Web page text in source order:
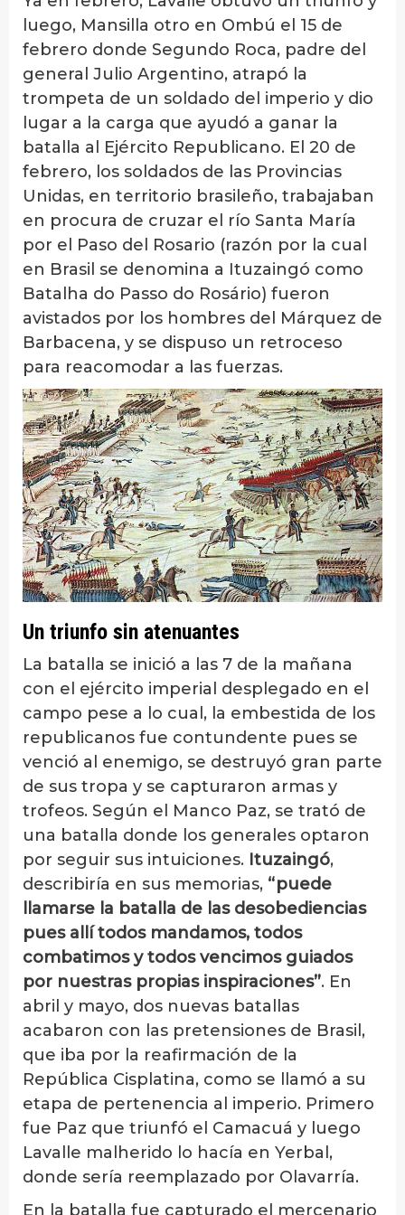
luego, Mansilla otro en Ombú el 15 de
febrero donde Segundo Roca, padre del
general Julio Argentino, atrapó la
trompeta de un soldado del imperio y dio
lugar a la carga que ayudó a ganar la
batalla al Ejército Republicano. El 20 de
febrero, los soldados de las Provincias
Unidas, en territorio brasileño, trabajaban
en procura de cruzar el río Santa María
por el Paso del Rosario (razón por la cual
en Brasil se denomina a Ituzaingó como
Batalha do Passo do Rosário) fueron
avistados por los hombres del Márquez de
Barbacena, y se dispuso un retroceso
para reacomodar a las fuerzas.
Un triunfo sin atenuantes
La batalla se inició a las 7 de la mañana
con el ejército imperial desplegado en el
campo pese a lo cual, la embestida de los
republicanos fue contundente pues se
venció al enemigo, se destruyó gran parte
de sus tropa y se capturaron armas y
trofeos. Según el Manco Paz, se trató de
una batalla donde los generales optaron
por seguir sus intuiciones. Ituzaingó,
describiría en sus memorias, “puede
llamarse la batalla de las desobediencias
pues allí todos mandamos, todos
combatimos y todos vencimos guiados
por nuestras propias inspiraciones”. En
abril y mayo, dos nuevas batallas
acabaron con las pretensiones de Brasil,
que iba por la reafirmación de la
República Cisplatina, como se llamó a su
etapa de pertenencia al imperio. Primero
fue Paz que triunfó el Camacuá y luego
Lavalle malherido lo hacía en Yerbal,
donde sería reemplazado por Olavarría.
En la batalla fue capturado el mercenario